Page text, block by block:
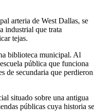
arteria de West Dallas, se
industrial que trata
tejas.
biblioteca municipal. Al
pública que funciona
de secundaria que perdieron
situado sobre una antigua
públicas cuya historia